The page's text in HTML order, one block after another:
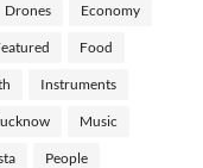
Drones Economy
Food
Instruments
Music
People